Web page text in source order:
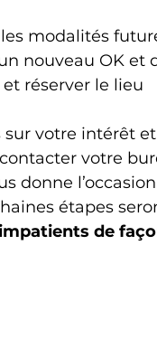
modalités
nouveau OK et
réserver le lieu
sur votre intérêt
votre
donne
étapes
de